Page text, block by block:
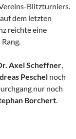
Blitzturniers.
dem letzten
reichte eine
Axel Scheffner,
Peschel noch
nur noch
Borchert.